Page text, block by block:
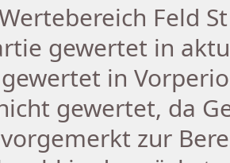
Feld
gewertet in
in
gewertet, da
zur